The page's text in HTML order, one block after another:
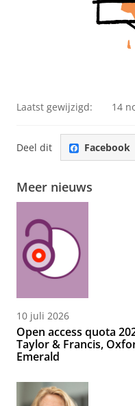
Laatst gewijzigd: 14
Deel dit Facebook
Meer nieuws
10 juli 2026
Open access quota
Taylor & Francis,
Emerald